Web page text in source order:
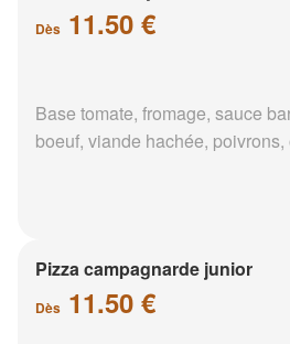
Dès 11.50 €
Base tomate, fromage, sauce
boeuf, viande hachée,
Pizza campagnarde junior
Dès 11.50 €